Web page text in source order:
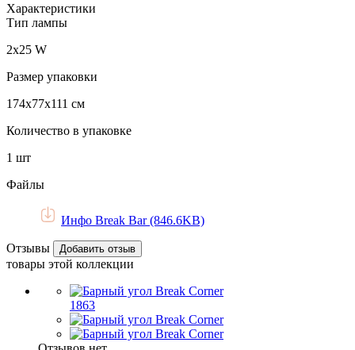
Характеристики
Тип лампы
2х25 W
Размер упаковки
174х77х111 см
Количество в упаковке
1 шт
Файлы
Инфо Break Bar (846.6KB)
Отзывы Добавить отзыв
товары этой коллекции
1863